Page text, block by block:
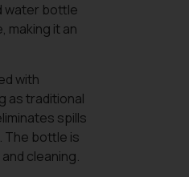
water bottle
making it an
with
as traditional
spills
The bottle is
cleaning.